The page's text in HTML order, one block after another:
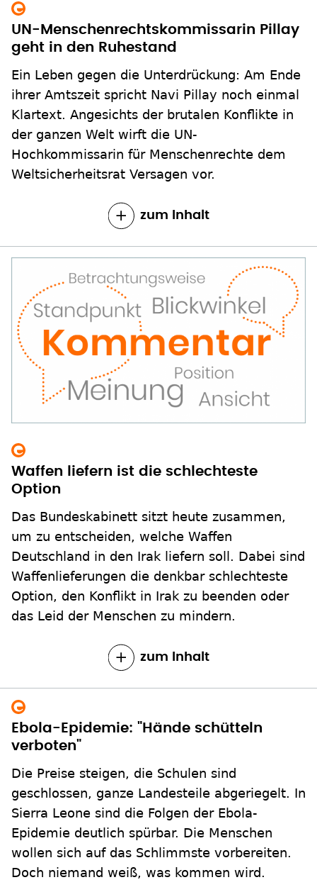
UN-Menschenrechtskommissarin Pillay
geht in den Ruhestand
Ein Leben gegen die Unterdrückung: Am Ende
ihrer Amtszeit spricht Navi Pillay noch einmal
Klartext. Angesichts der brutalen Konflikte in
der ganzen Welt wirft die UN-
Hochkommissarin für Menschenrechte dem
Weltsicherheitsrat Versagen vor.
zum Inhalt
Waffen liefern ist die schlechteste
Option
Das Bundeskabinett sitzt heute zusammen,
um zu entscheiden, welche Waffen
Deutschland in den Irak liefern soll. Dabei sind
Waffenlieferungen die denkbar schlechteste
Option, den Konflikt in Irak zu beenden oder
das Leid der Menschen zu mindern.
zum Inhalt
Ebola-Epidemie: "Hände schütteln
verboten"
Die Preise steigen, die Schulen sind
geschlossen, ganze Landesteile abgeriegelt. In
Sierra Leone sind die Folgen der Ebola-
Epidemie deutlich spürbar. Die Menschen
wollen sich auf das Schlimmste vorbereiten.
Doch niemand weiß, was kommen wird.